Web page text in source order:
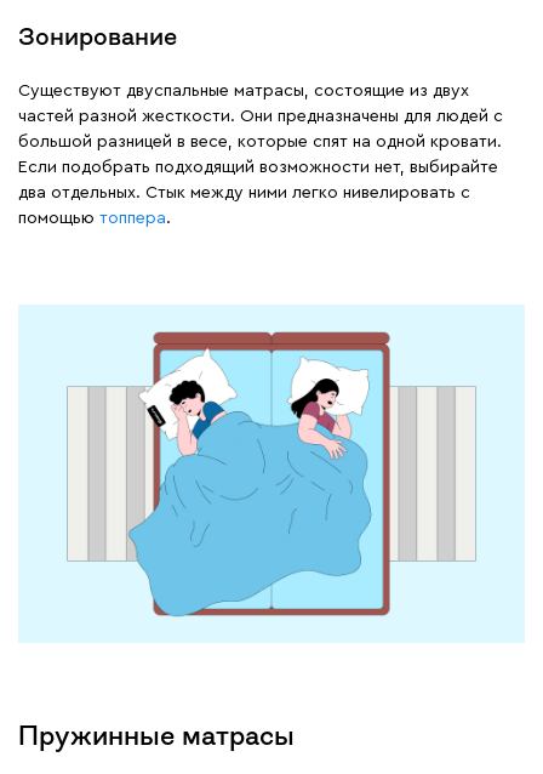
Зонирование
Существуют двуспальные матрасы, состоящие из двух
частей разной жесткости. Они предназначены для людей с
большой разницей в весе, которые спят на одной кровати.
Если подобрать подходящий возможности нет, выбирайте
два отдельных. Стык между ними легко нивелировать с
помощью топпера.
Пружинные матрасы